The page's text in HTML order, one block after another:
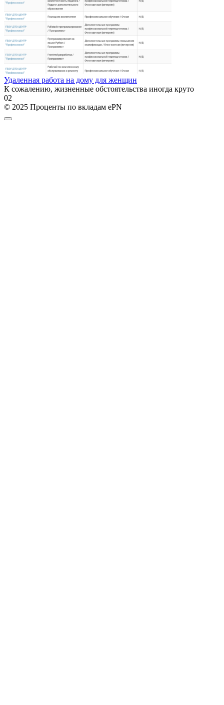
Удаленная работа на дому для женщин
К сожалению, жизненные обстоятельства иногда круто
02
© 2025 Проценты по вкладам ePN